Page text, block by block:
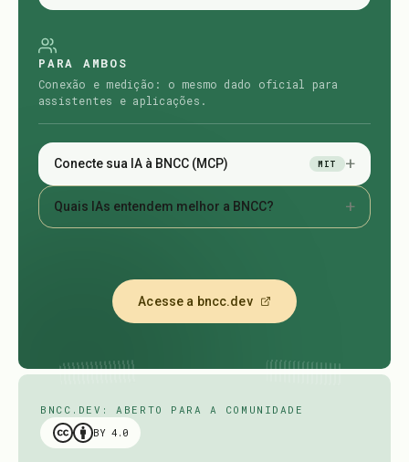
PARA AMBOS
Conexão e medição: o mesmo dado oficial para
assistentes e aplicações.
Conecte sua IA à BNCC (MCP) MIT +
Quais IAs entendem melhor a BNCC? +
Acesse a bncc.dev
BNCC.DEV: ABERTO PARA A COMUNIDADE
BY 4.0